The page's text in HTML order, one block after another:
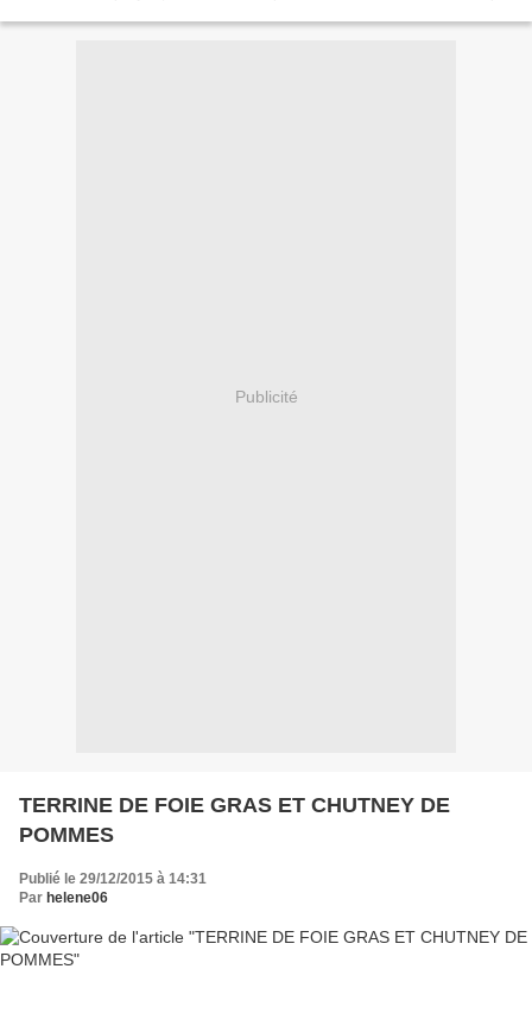
Publicité
TERRINE DE FOIE GRAS ET CHUTNEY DE
POMMES
Publié le 29/12/2015 à 14:31
Par helene06